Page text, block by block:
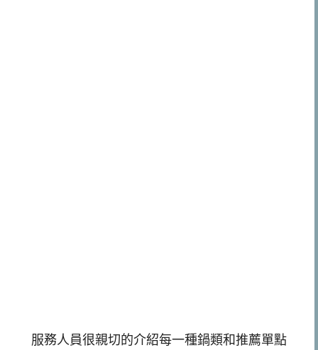
服務人員很親切的介紹每一種鍋類和推薦單點